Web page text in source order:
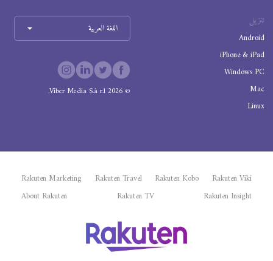
تنزيل
Android
iPhone & iPad
Windows PC
Mac
Linux
اللغة العربية
©
2026
Viber Media S.à r.l.
Rakuten Viki
Rakuten Kobo
Rakuten Travel
Rakuten Marketing
Rakuten Insight
Rakuten TV
About Rakuten